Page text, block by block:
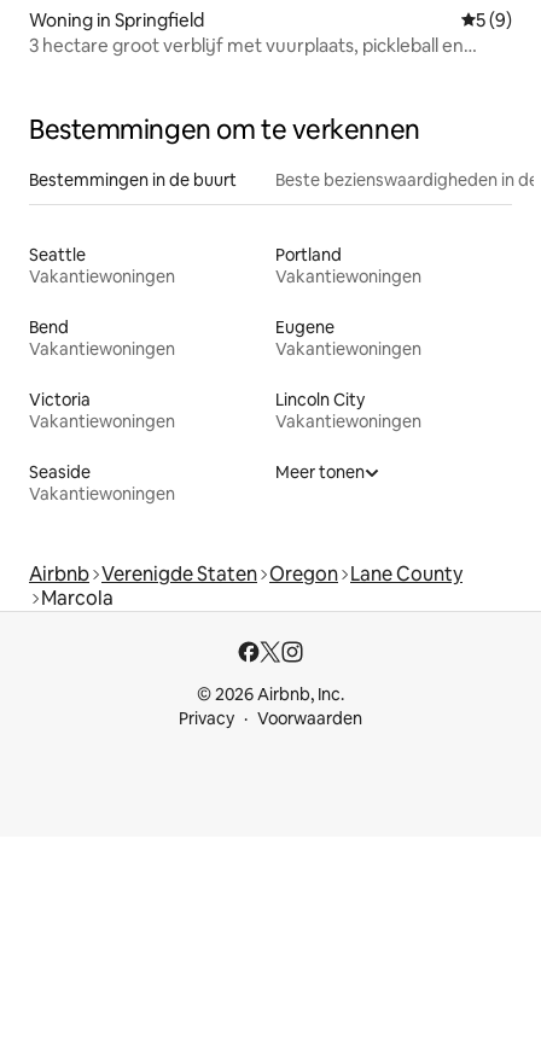
Woning in Springfield
5 (9)
3 hectare groot verblijf met vuurplaats, pickleball en
Bestemmingen om te verkennen
Bestemmingen in de buurt Beste bezienswaardigheden in
Seattle
Vakantiewoningen
Portland
Vakantiewoningen
Bend
Vakantiewoningen
Eugene
Vakantiewoningen
Victoria
Vakantiewoningen
Lincoln City
Vakantiewoningen
Seaside
Vakantiewoningen
Meer tonen
Airbnb Verenigde Staten Oregon Lane County
Marcola
© 2026 Airbnb, Inc.
Privacy
Voorwaarden